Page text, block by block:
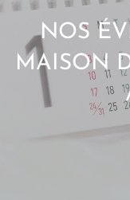
NOS
MAISON